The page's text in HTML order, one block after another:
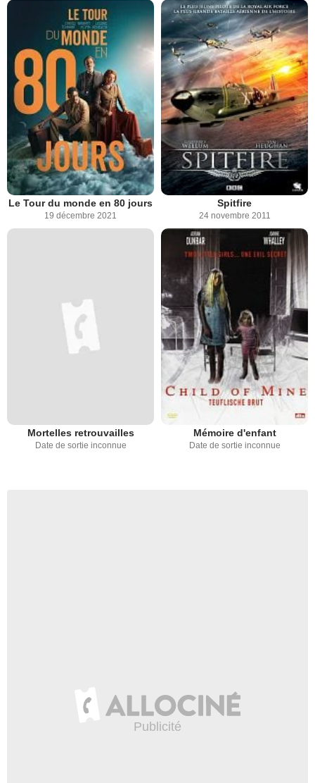
Le Tour du monde en 80 jours
19 décembre 2021
Spitfire
24 novembre 2011
Mortelles retrouvailles
Date de sortie inconnue
Mémoire d'enfant
Date de sortie inconnue